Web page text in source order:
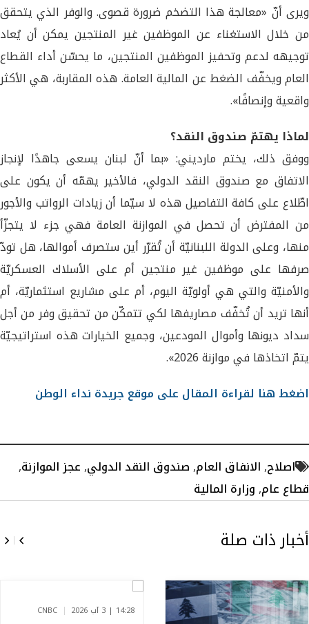
ويرى أنّ «معالجة هذا التضخم ضرورة قصوى. والوفر الذي يتحقق
من خلال الاستغناء عن الموظفين غير المنتجين يمكن أن يُعاد
توجيهه لدعم وتحفيز الموظفين المنتجين، ما يحسّن أداء القطاع
العام ويخفّف الضغط عن المالية العامة. هذه المقاربة، هي الأكثر
واقعية وإنصافًا».
لماذا يهتمّ صندوق النقد؟
ووفق ذلك، يختم مارديني: «بما أنّ لبنان يسعى جاهدًا لإنجاز
الاتفاق مع صندوق النقد الدولي، فالأخير يهمّه أن يكون على
اطّلاع على كافة التفاصيل هذه لا سيّما أن زيادات الرواتب والأجور
من المفترض أن تحصل في الموازنة العامة فهي جزء لا يتجزّأ
منها، وعلى الدولة اللبنانيّة أن تُقرّر أين ستصرف أموالها، هل تودّ
صرفها على موظفين غير منتجين أم على الأسلاك العسكريّة
والأمنيّة والتي هي أولويّة اليوم، أم على مشاريع استثماريّة، أم
أنها تريد أن تُخفّف مصاريفها لكي تتمكّن من تحقيق وفر من أجل
سداد ديونها وأموال المودعين، وجميع الخيارات هذه استراتيجيّة
يتمّ اتخاذها في موازنة 2026».
اضغط هنا لقراءة المقال على موقع جريدة نداء الوطن
اصلاح,الانفاق العام,صندوق النقد الدولي,عجز الموازنة,
قطاع عام,وزارة المالية
أخبار ذات صلة
14:28 | 3 آب 2026 CNBC